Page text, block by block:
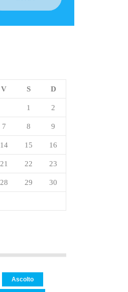
V S D
1 2
7 8 9
14 15 16
21 22 23
28 29 30
Ascolto